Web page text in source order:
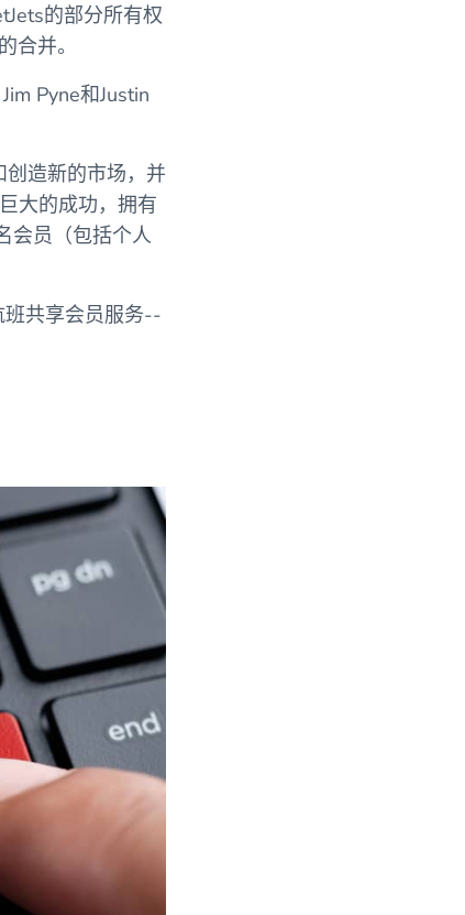
的部分所有权
合并。
Pyne和Justin
造新的市场，并
大的成功，拥有
会员（包括个人
共享会员服务--